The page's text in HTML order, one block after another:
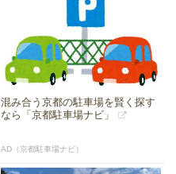
混み合う京都の駐車場を賢く探す
なら「京都駐車場ナビ」
AD（京都駐車場ナビ）